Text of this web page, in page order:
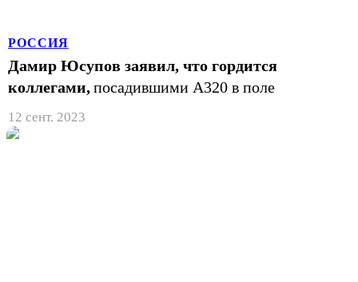
РОССИЯ
Дамир Юсупов заявил, что гордится
коллегами,посадившими A320 в поле
12 сент. 2023